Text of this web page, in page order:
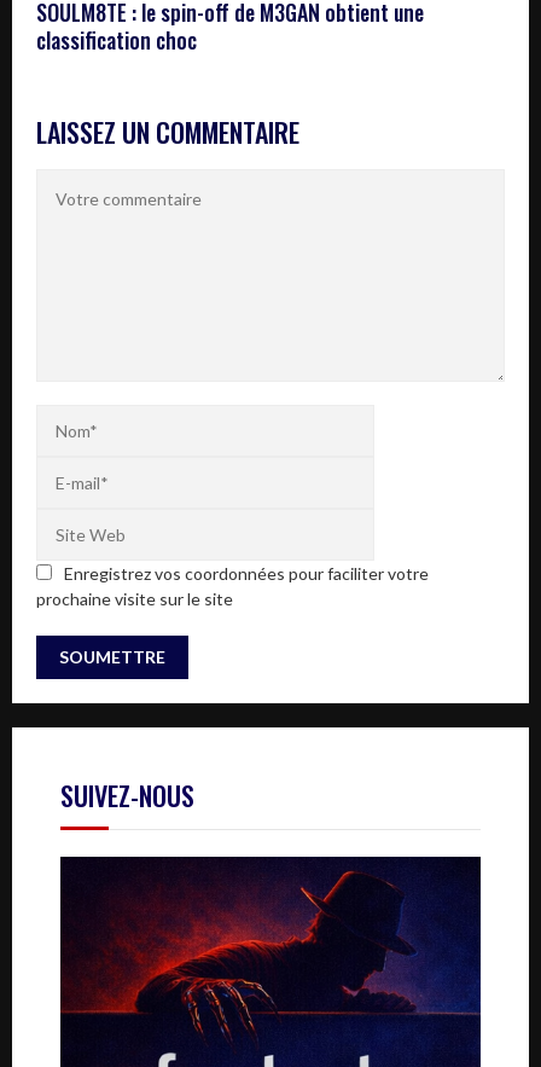
SOULM8TE : le spin-off de M3GAN obtient une
classification choc
LAISSEZ UN COMMENTAIRE
Enregistrez vos coordonnées pour faciliter votre
prochaine visite sur le site
SUIVEZ-NOUS